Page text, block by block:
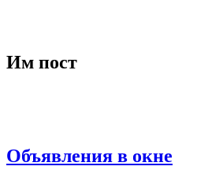
Им пост
Объявления в окне